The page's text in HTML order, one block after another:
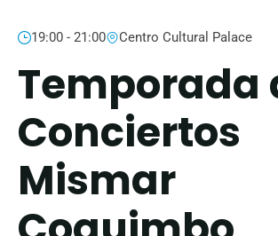
19:00 - 21:00 Centro Cultural Palace
Temporada
Conciertos
Mismar